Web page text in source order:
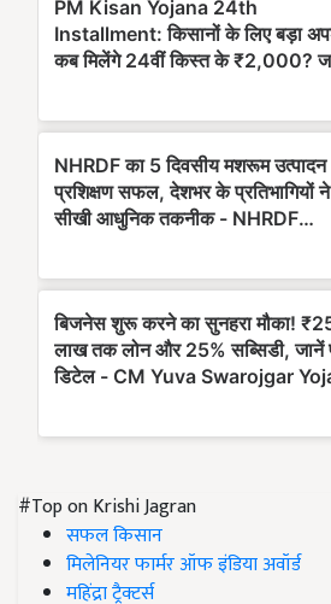
#Top on Krishi Jagran
सफल किसान
मिलेनियर फार्मर ऑफ इंडिया अवॉर्ड
महिंद्रा ट्रैक्टर्स